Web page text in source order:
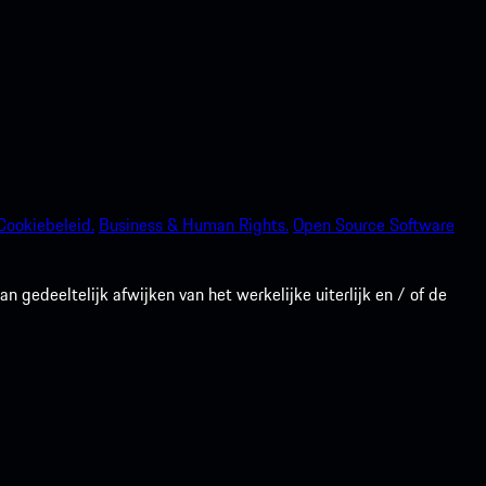
Business & Human Rights.Open Source Software
gedeeltelijk afwijken van het werkelijke uiterlijk en / of de